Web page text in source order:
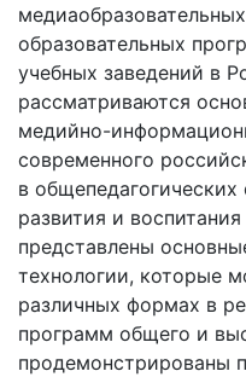
образовательных
учебных заведений в
рассматриваются
медийно-
современного
в
развития и
представлены
технологии, которые
различных формах в
программ общего и
продемонстрированы